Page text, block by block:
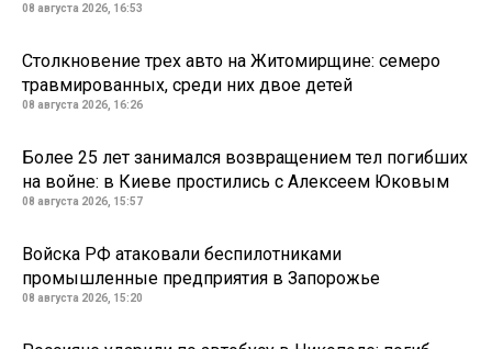
08 августа 2026, 16:53
Столкновение трех авто на Житомирщине: семеро
травмированных, среди них двое детей
08 августа 2026, 16:26
Более 25 лет занимался возвращением тел погибших
на войне: в Киеве простились с Алексеем Юковым
08 августа 2026, 15:57
Войска РФ атаковали беспилотниками
промышленные предприятия в Запорожье
08 августа 2026, 15:20